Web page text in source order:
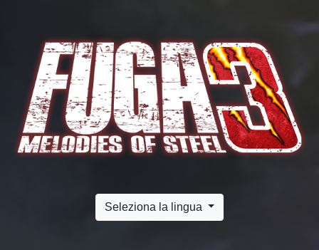
Seleziona la lingua